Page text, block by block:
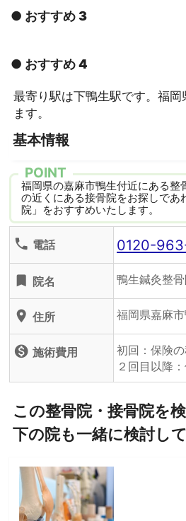
● おすすめ 3
● おすすめ 4
最寄り駅は下鴨生駅です。福岡
ます。
基本情報
POINT
福岡県の嘉麻市鴨生付近にある整
の近くにある接骨院をお探しであ
院」をおすすめいたします。
phone 電話 0120-
turned_in 院名 鴨生鍼灸整
location_on 住所 福岡県嘉麻
monetization_on 施術費用
初回：保険
２回目以降
この整骨院・接骨院を
下の院も一緒に検討し